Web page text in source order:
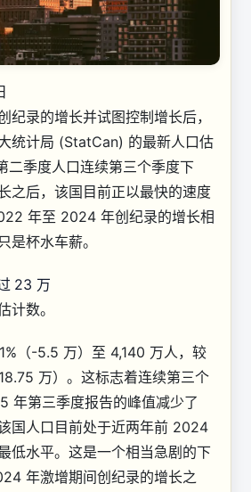
纪录的增长并试图控制增长后，
统计局 (StatCan) 的最新人口估
二季度人口连续第三个季度下
之后，该国目前正以最快的速度
年至 2024 年创纪录的增长相
是杯水车薪。
23 万
计数。
（-5.5 万）至 4,140 万人，较
万）。这标志着连续第三个
年第三季度报告的峰值减少了
国人口目前处于近两年前 2024
低水平。这是一个相当急剧的下
年激增期间创纪录的增长之